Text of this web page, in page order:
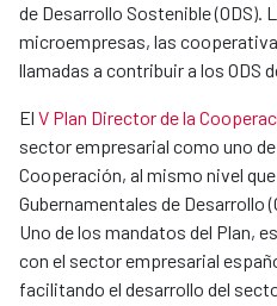
de Desarrollo Sostenible (ODS).
microempresas, las
llamadas a contribuir a los ODS
El V Plan Director de la
sector empresarial como uno
Cooperación, al mismo nivel
Gubernamentales de Desarrollo
Uno de los mandatos del Plan,
con el sector empresarial
facilitando el desarrollo del